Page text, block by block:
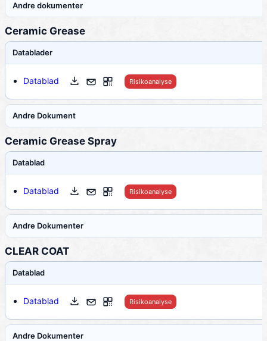
Andre dokumenter
Ceramic Grease
Datablader
Datablad Risikoanalyse
Andre Dokument
Ceramic Grease Spray
Datablad
Datablad Risikoanalyse
Andre Dokumenter
CLEAR COAT
Datablad
Datablad Risikoanalyse
Andre Dokumenter